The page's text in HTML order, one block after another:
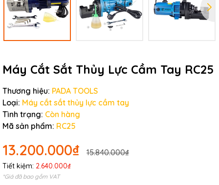
Máy Cắt Sắt Thủy Lực Cầm Tay RC25
Thương hiệu: PADA TOOLS
Loại: Máy cắt sắt thủy lực cầm tay
Tình trạng: Còn hàng
Mã sản phẩm: RC25
13.200.000₫ 15.840.000₫
Tiết kiệm: 2.640.000₫
*Giá đã bao gồm VAT
Mã giảm giá:
Ngày hết hạn:
Điều kiện: